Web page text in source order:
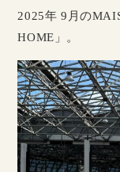
2025年 9月の
HOME」。